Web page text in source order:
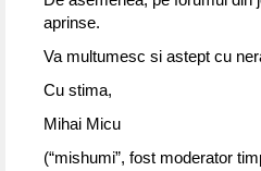
aprinse.
Va multumesc si astept cu
Cu stima,
Mihai Micu
(“mishumi”, fost moderator